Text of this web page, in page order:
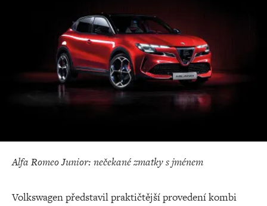
Alfa Romeo Junior: nečekané zmatky s jménem
Volkswagen představil praktičtější provedení kombi